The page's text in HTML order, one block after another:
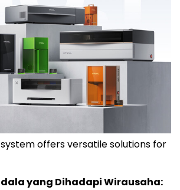
offers versatile solutions for
yang Dihadapi Wirausaha: